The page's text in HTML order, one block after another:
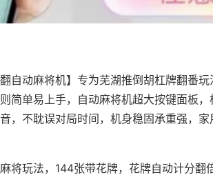
自动麻将机】专为芜湖推倒胡杠牌翻番玩
简单易上手，自动麻将机超大按键面板
，不耽误对局时间，机身稳固承重强，
将玩法，144张带花牌，花牌自动计分翻